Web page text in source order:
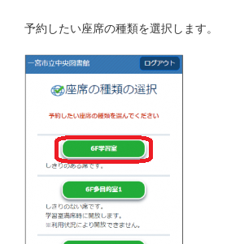
予約したい座席の種類を選択します。